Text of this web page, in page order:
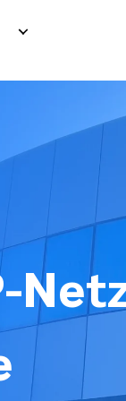
Internationaler
Internationaler
Internationale